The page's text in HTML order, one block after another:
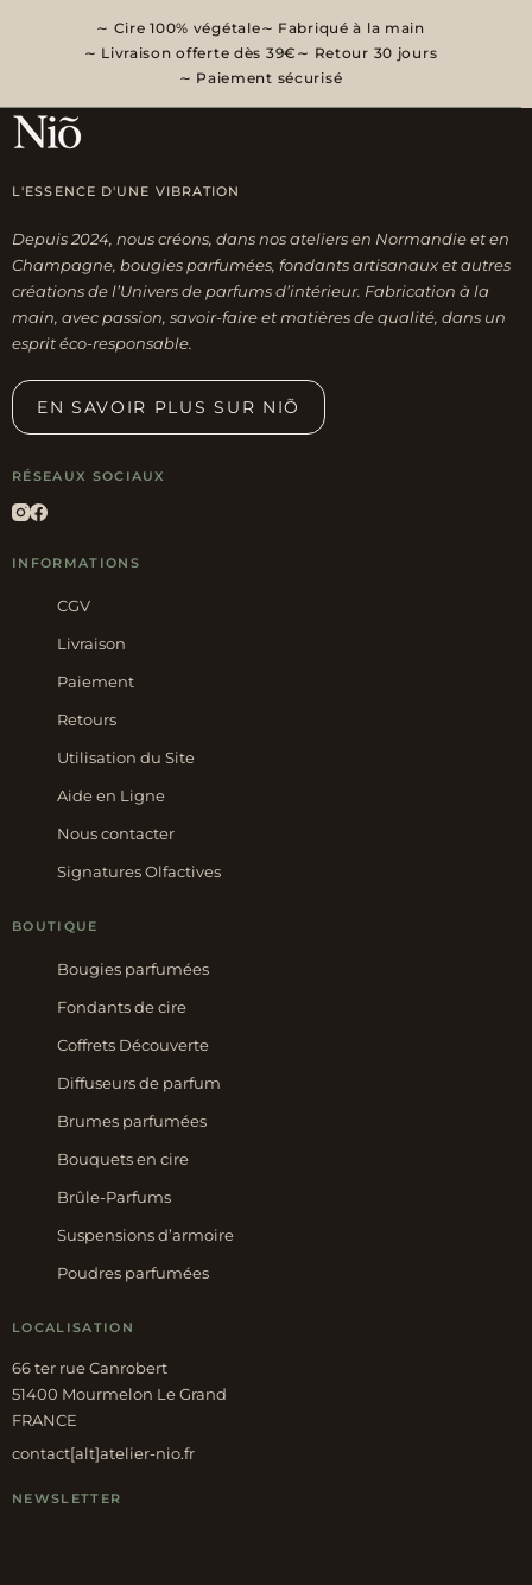
Cire 100% végétale
Fabriqué à la main
Livraison offerte dès 39€
Retour 30 jours
Paiement sécurisé
L'ESSENCE D'UNE VIBRATION
Depuis 2024, nous créons, dans nos ateliers en Normandie et en
Champagne, bougies parfumées, fondants artisanaux et autres
créations de l’Univers de parfums d’intérieur. Fabrication à la
main, avec passion, savoir-faire et matières de qualité, dans un
esprit éco-responsable.
EN SAVOIR PLUS SUR NIÕ
RÉSEAUX SOCIAUX
INFORMATIONS
CGV
Livraison
Paiement
Retours
Utilisation du Site
Aide en Ligne
Nous contacter
Signatures Olfactives
BOUTIQUE
Bougies parfumées
Fondants de cire
Coffrets Découverte
Diffuseurs de parfum
Brumes parfumées
Bouquets en cire
Brûle-Parfums
Suspensions d’armoire
Poudres parfumées
LOCALISATION
66 ter rue Canrobert
51400 Mourmelon Le Grand
FRANCE
contact[alt]atelier-nio.fr
NEWSLETTER